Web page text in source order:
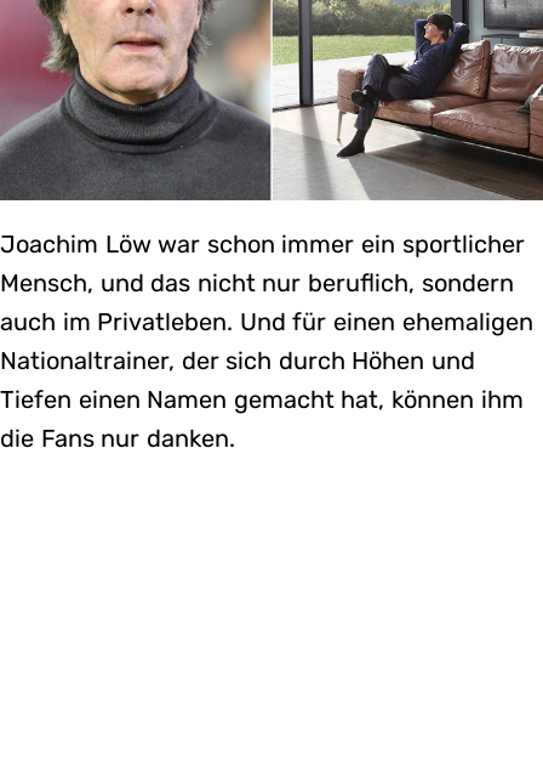
Joachim Löw war schon immer ein sportlicher
Mensch, und das nicht nur beruflich, sondern
auch im Privatleben. Und für einen ehemaligen
Nationaltrainer, der sich durch Höhen und
Tiefen einen Namen gemacht hat, können ihm
die Fans nur danken.